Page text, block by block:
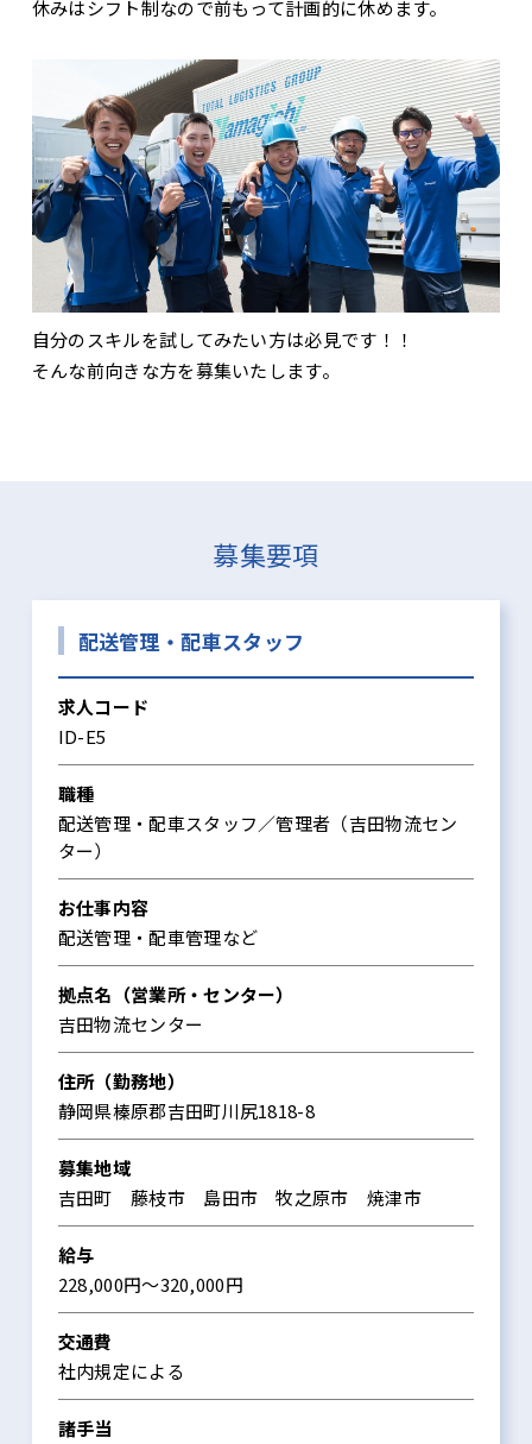
休みはシフト制なので前もって計画的に休めます。
自分のスキルを試してみたい方は必見です！！
そんな前向きな方を募集いたします。
募集要項
配送管理・配車スタッフ
求人コード
ID-E5
職種
配送管理・配車スタッフ／管理者（吉田物流セン
ター）
お仕事内容
配送管理・配車管理など
拠点名（営業所・センター）
吉田物流センター
住所（勤務地）
静岡県榛原郡吉田町川尻1818-8
募集地域
吉田町 藤枝市 島田市 牧之原市 焼津市
給与
228,000円～320,000円
交通費
社内規定による
諸手当